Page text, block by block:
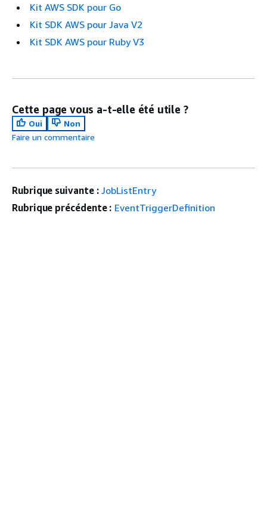
Kit AWS SDK pour Go
Kit SDK AWS pour Java V2
Kit SDK AWS pour Ruby V3
Cette page vous a-t-elle été utile ?
Oui
Non
Faire un commentaire
Rubrique suivante : JobListEntry
Rubrique précédente : EventTriggerDefinition